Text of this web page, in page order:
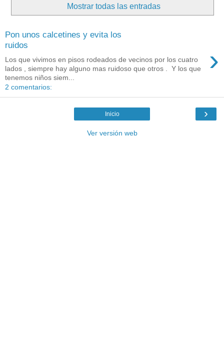
Mostrar todas las entradas
Pon unos calcetines y evita los
ruidos
›
Los que vivimos en pisos rodeados de vecinos por los cuatro
lados , siempre hay alguno mas ruidoso que otros . Y los que
tenemos niños siem...
2 comentarios:
›
Inicio
Ver versión web